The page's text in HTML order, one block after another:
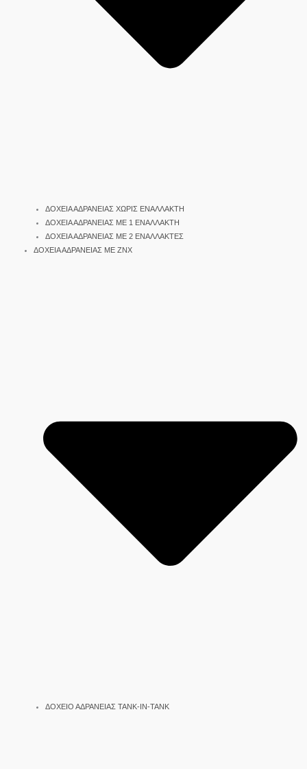
ΔΟΧΕΙΑ ΑΔΡΑΝΕΙΑΣ ΧΩΡΙΣ ΕΝΑΛΛΑΚΤΗ
ΔΟΧΕΙΑ ΑΔΡΑΝΕΙΑΣ ΜΕ 1 ΕΝΑΛΛΑΚΤΗ
ΔΟΧΕΙΑ ΑΔΡΑΝΕΙΑΣ ΜΕ 2 ΕΝΑΛΛΑΚΤΕΣ
ΔΟΧΕΙΑ ΑΔΡΑΝΕΙΑΣ ΜΕ ΖΝΧ
ΔΟΧΕΙΟ ΑΔΡΑΝΕΙΑΣ TANK-IN-TANK